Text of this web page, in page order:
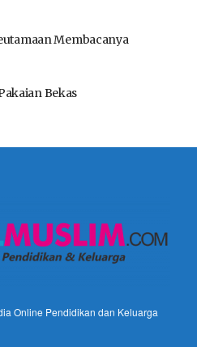
Membacanya
Bekas
Online Pendidikan dan Keluarga